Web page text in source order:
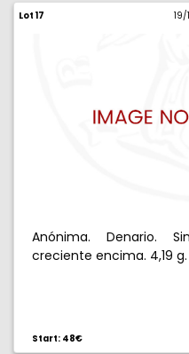
Lot 17
Anónima. Denario.
creciente encima. 4,19 g.
Start: 48€